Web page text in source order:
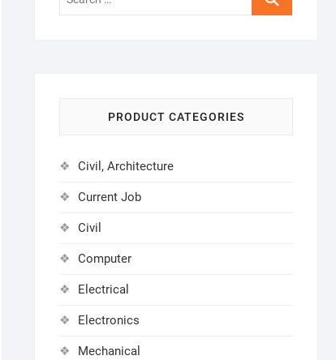
PRODUCT CATEGORIES
Civil, Architecture
Current Job
Civil
Computer
Electrical
Electronics
Mechanical